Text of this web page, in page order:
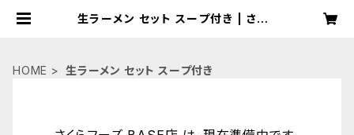
生ラーメン セット スープ付き | さくら
HOME 生ラーメン セット スープ付き